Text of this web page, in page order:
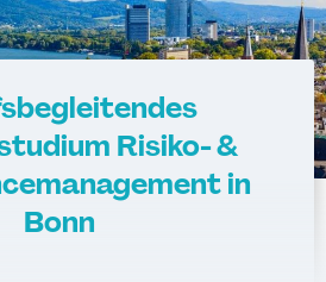
Risiko- &
in
Bonn